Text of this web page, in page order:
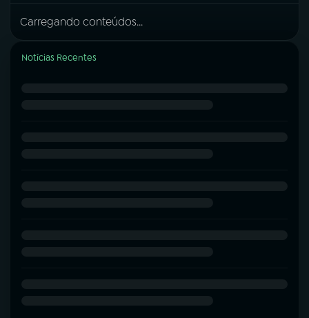
Carregando conteúdos...
Notícias Recentes